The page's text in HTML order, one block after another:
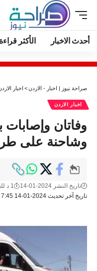
أحدث الاخبار الأكثر قراءة
صراحة نيوز | اخبار - الاردن> اخبار
اخبار الاردن
وفاتان وإصابات
وشاحنة على
تاريخ آخر تحديث 2024-01-14 7:45 مساءً
تاريخ النشر 2024-01-14 1 د للقراءة